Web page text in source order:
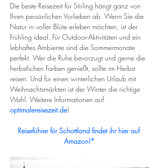
Die beste Reisezeit für Stirling hängt ganz von
Ihren persönlichen Vorlieben ab. Wenn Sie die
Natur in voller Blüte erleben möchten, ist der
Frühling ideal. Für Outdoor-Aktivitäten und ein
lebhaftes Ambiente sind die Sommermonate
perfekt. Wer die Ruhe bevorzugt und gerne die
herbstlichen Farben genießt, sollte im Herbst
reisen. Und für einen winterlichen Urlaub mit
Weihnachtsmärkten ist der Winter die richtige
Wahl. Weitere Informationen auf
optimalereisezeit.de!
Reiseführer für Schottland findet ihr hier auf
Amazon!*